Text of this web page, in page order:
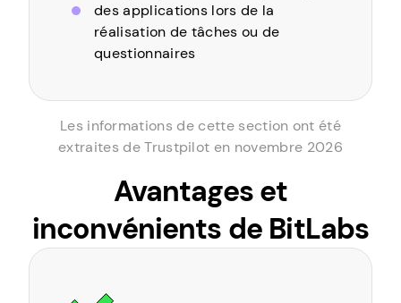
des applications lors de la
réalisation de tâches ou de
questionnaires
Les informations de cette section ont été
extraites de Trustpilot en novembre 2026
Avantages et
inconvénients de BitLabs